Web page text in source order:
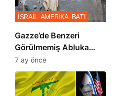
​​​​​​​Gazze’de Benzeri
Görülmemiş Abluka
Planı
İSRAİL-AMERİKA-BATI
7 ay önce